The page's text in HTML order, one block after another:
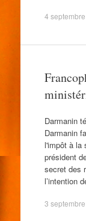
4
Darmanin
Darmanin
l'impôt à la
président
secret des
l’intention
3